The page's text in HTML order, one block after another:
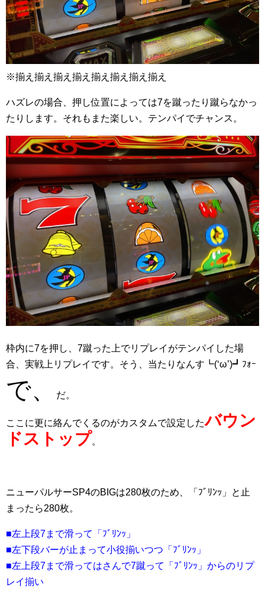
※揃え揃え揃え揃え揃え揃え揃え揃え
ハズレの場合、押し位置によっては7を蹴ったり蹴らなかっ
たりします。それもまた楽しい。テンパイでチャンス。
枠内に7を押し、7蹴った上でリプレイがテンパイした場
合、実戦上リプレイです。そう、当たりなんす┗(‘ω’)┛ﾌｫｰ
で、 だ。
ここに更に絡んでくるのがカスタムで設定したバウン
ドストップ。
ニューパルサーSP4のBIGは280枚のため、「ﾌﾞﾘﾝｯ」と止
まったら280枚。
■左上段7まで滑って「ﾌﾞﾘﾝｯ」
■左下段バーが止まって小役揃いつつ「ﾌﾞﾘﾝｯ」
■左上段7まで滑ってはさんで7蹴って「ﾌﾞﾘﾝｯ」からのリプ
レイ揃い